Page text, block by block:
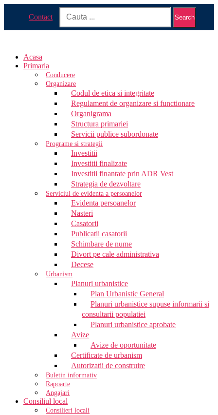
Contact Search
Acasa
Primaria
Conducere
Organizare
Codul de etica si integritate
Regulament de organizare si functionare
Organigrama
Structura primariei
Servicii publice subordonate
Programe si strategii
Investitii
Investitii finalizate
Investitii finantate prin ADR Vest
Strategia de dezvoltare
Serviciul de evidenta a persoanelor
Evidenta persoanelor
Nasteri
Casatorii
Publicatii casatorii
Schimbare de nume
Divort pe cale administrativa
Decese
Urbanism
Planuri urbanistice
Plan Urbanistic General
Planuri urbanistice supuse informarii si
consultarii populatiei
Planuri urbanistice aprobate
Avize
Avize de oportunitate
Certificate de urbanism
Autorizatii de construire
Buletin informativ
Rapoarte
Angajari
Consiliul local
Consilieri locali